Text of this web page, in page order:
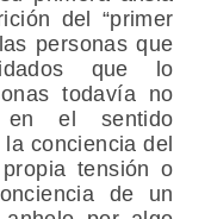
del “primer
personas que
que lo
todavía no
en el sentido
conciencia del
tensión o
de un